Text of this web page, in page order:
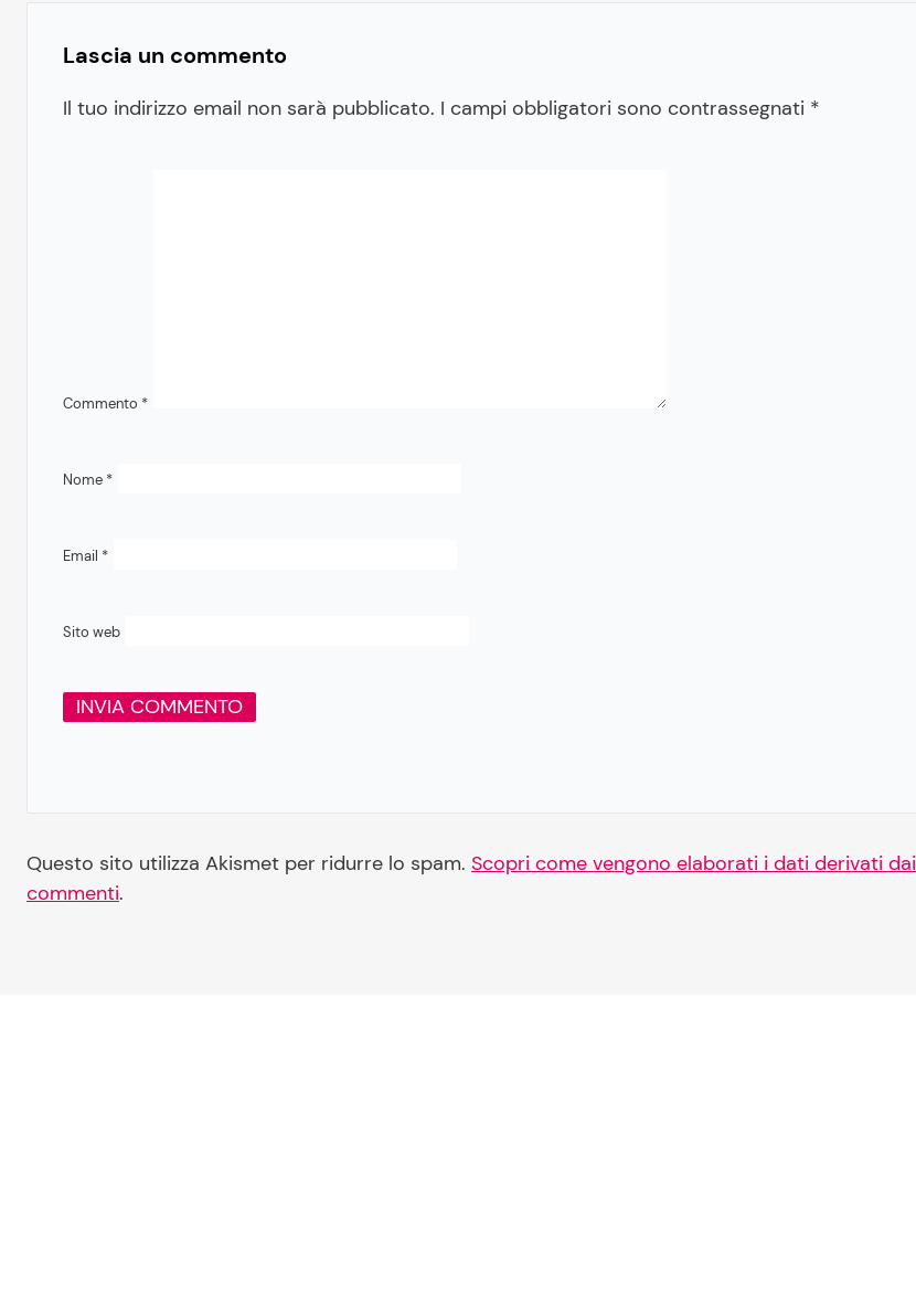
Lascia un commento
Il tuo indirizzo email non sarà pubblicato. I campi obbligatori sono contrassegnati *
Commento *
Nome *
Email *
Sito web
Questo sito utilizza Akismet per ridurre lo spam. Scopri come vengono elaborati i dati derivati dai
commenti.